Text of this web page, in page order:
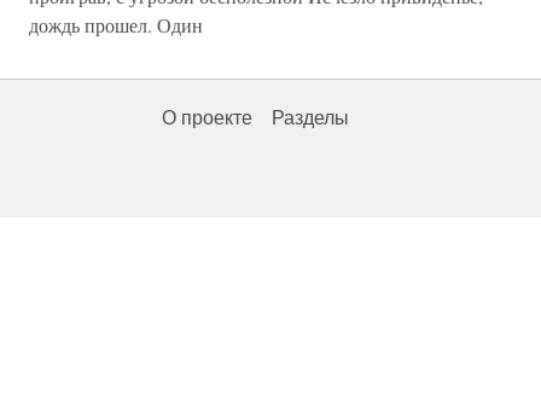
дождь прошел. Один
О проекте Разделы